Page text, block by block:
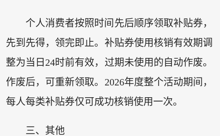
个人消费者按照时间先后顺序领取补贴券，
先到先得，领完即止。补贴券使用核销有效期调
整为当日24时前有效，过期未使用的自动作废。
作废后，可重新领取。2026年度整个活动期间，
每人每类补贴券仅可成功核销使用一次。
三、其他